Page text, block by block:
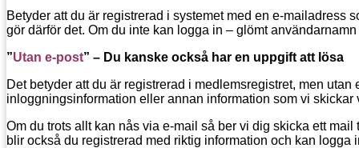
Betyder att du är registrerad i systemet med en e-mailadress
gör därför det. Om du inte kan logga in – glömt
”Utan e-post” – Du kanske också har en uppgift att lösa
Det betyder att du är registrerad i medlemsregistret, men
inloggningsinformation eller annan information som vi skickar
Om du trots allt kan nås via e-mail så ber vi dig skicka ett
blir också du registrerad med riktig information och kan logga